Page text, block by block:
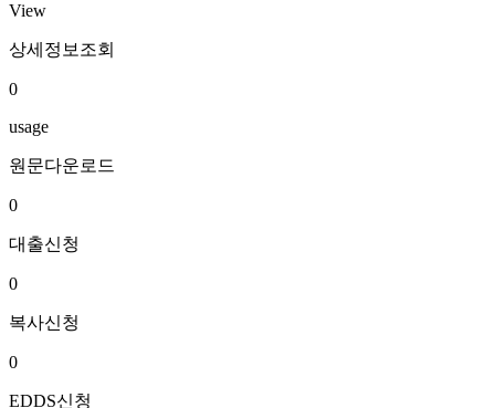
View
상세정보조회
0
usage
원문다운로드
0
대출신청
0
복사신청
0
EDDS신청